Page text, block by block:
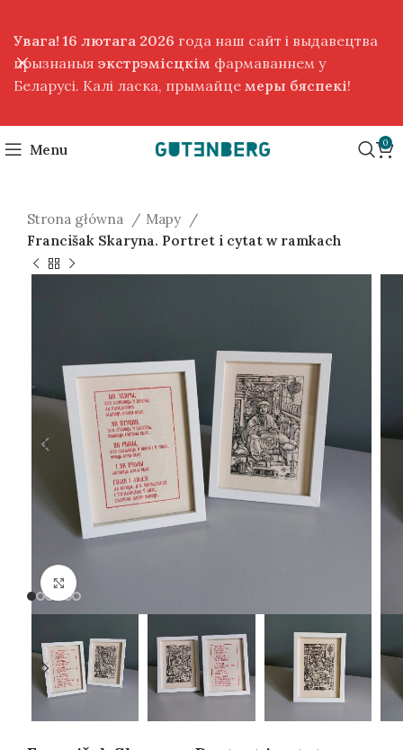
Menu 0
Strona główna
Mapy
Francišak Skaryna. Portret i cytat w ramkach
Увага! 16 лютага 2026 года наш сайт і выдавецтва
прызнаныя экстрэмісцкім фармаваннем у
Беларусі. Калі ласка, прымайце меры бяспекі!